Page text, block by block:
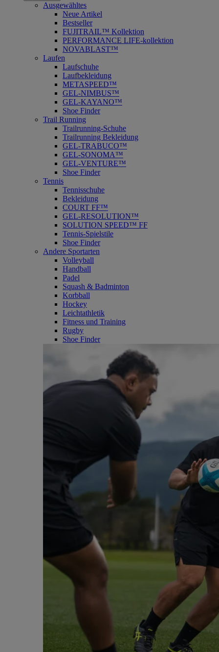
Ausgewähltes
Neue Artikel
Bestseller
FUJITRAIL™ Kollektion
PERFORMANCE LIFE-kollektion
NOVABLAST™
Laufen
Laufschuhe
Laufbekleidung
METASPEED™
GEL-NIMBUS™
GEL-KAYANO™
Shoe Finder
Trail Running
Trailrunning-Schuhe
Trailrunning Bekleidung
GEL-TRABUCO™
GEL-SONOMA™
GEL-VENTURE™
Shoe Finder
Tennis
Tennisschuhe
Bekleidung
COURT FF™
GEL-RESOLUTION™
SOLUTION SPEED™ FF
Tennis-Spielstile
Shoe Finder
Andere Sportarten
Volleyball
Handball
Padel
Squash & Badminton
Korbball
Hockey
Leichtathletik
Fitness und Training
Rugby
Shoe Finder